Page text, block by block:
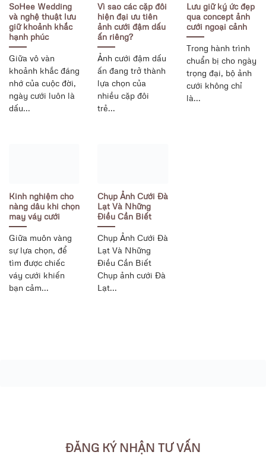
SoHee Wedding
và nghệ thuật lưu
giữ khoảnh khắc
hạnh phúc
Giữa vô vàn
khoảnh khắc đáng
nhớ của cuộc đời,
ngày cưới luôn là
dấu...
Vì sao các cặp đôi
hiện đại ưu tiên
ảnh cưới đậm dấu
ấn riêng?
Ảnh cưới đậm dấu
ấn đang trở thành
lựa chọn của
nhiều cặp đôi
trẻ...
Lưu giữ ký ức đẹp
qua concept ảnh
cưới ngoại cảnh
Trong hành trình
chuẩn bị cho ngày
trọng đại, bộ ảnh
cưới không chỉ
là...
Kinh nghiệm cho
nàng dâu khi chọn
may váy cưới
Giữa muôn vàng
sự lựa chọn, để
tìm được chiếc
váy cưới khiến
bạn cảm...
Chụp Ảnh Cưới Đà
Lạt Và Những
Điều Cần Biết
Chụp Ảnh Cưới Đà
Lạt Và Những
Điều Cần Biết
Chụp ảnh cưới Đà
Lạt...
ĐĂNG KÝ NHẬN TƯ VẤN